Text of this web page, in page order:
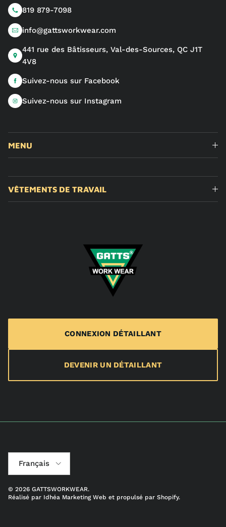
819 879-7098
info@gattsworkwear.com
441 rue des Bâtisseurs, Val-des-Sources, QC J1T
4V8
Suivez-nous sur Facebook
Suivez-nous sur Instagram
MENU
VÊTEMENTS DE TRAVAIL
CONNEXION DÉTAILLANT
DEVENIR UN DÉTAILLANT
Français
© 2026 GATTSWORKWEAR.
Réalisé par Idhéa Marketing Web et propulsé par Shopify.